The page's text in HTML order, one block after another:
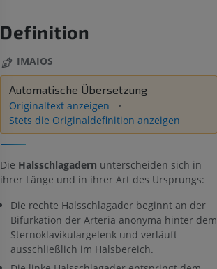
Definition
IMAIOS
Automatische Übersetzung
Originaltext anzeigen
Stets die Originaldefinition anzeigen
Die Halsschlagadern unterscheiden sich in
ihrer Länge und in ihrer Art des Ursprungs:
Die rechte Halsschlagader beginnt an der
Bifurkation der Arteria anonyma hinter dem
Sternoklavikulargelenk und verläuft
ausschließlich im Halsbereich.